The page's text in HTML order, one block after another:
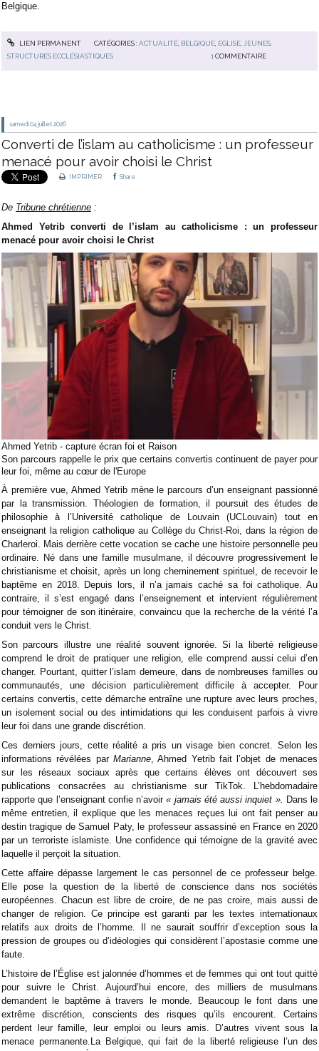
Belgique.
LIEN PERMANENT CATÉGORIES :ACTUALITÉ, BELGIQUE, EGLISE, JEUNES,
STRUCTURES ECCLÉSIASTIQUES
1 COMMENTAIRE
samedi 04 juillet 2026
Converti de l’islam au catholicisme : un professeur
menacé pour avoir choisi le Christ
IMPRIMER Share
De Tribune chrétienne :
Ahmed Yetrib converti de l’islam au catholicisme : un professeur
menacé pour avoir choisi le Christ
Ahmed Yetrib - capture écran foi et Raison
Son parcours rappelle le prix que certains convertis continuent de payer pour
leur foi, même au cœur de l'Europe
À première vue, Ahmed Yetrib mène le parcours d’un enseignant passionné
par la transmission. Théologien de formation, il poursuit des études de
philosophie à l’Université catholique de Louvain (UCLouvain) tout en
enseignant la religion catholique au Collège du Christ-Roi, dans la région de
Charleroi. Mais derrière cette vocation se cache une histoire personnelle peu
ordinaire. Né dans une famille musulmane, il découvre progressivement le
christianisme et choisit, après un long cheminement spirituel, de recevoir le
baptême en 2018. Depuis lors, il n’a jamais caché sa foi catholique. Au
contraire, il s’est engagé dans l’enseignement et intervient régulièrement
pour témoigner de son itinéraire, convaincu que la recherche de la vérité l’a
conduit vers le Christ.
Son parcours illustre une réalité souvent ignorée. Si la liberté religieuse
comprend le droit de pratiquer une religion, elle comprend aussi celui d’en
changer. Pourtant, quitter l’islam demeure, dans de nombreuses familles ou
communautés, une décision particulièrement difficile à accepter. Pour
certains convertis, cette démarche entraîne une rupture avec leurs proches,
un isolement social ou des intimidations qui les conduisent parfois à vivre
leur foi dans une grande discrétion.
Ces derniers jours, cette réalité a pris un visage bien concret. Selon les
informations révélées par Marianne , Ahmed Yetrib fait l’objet de menaces
sur les réseaux sociaux après que certains élèves ont découvert ses
publications consacrées au christianisme sur TikTok. L’hebdomadaire
rapporte que l’enseignant confie n’avoir« jamais été aussi inquiet ».
Dans le
même entretien, il explique que les menaces reçues lui ont fait penser au
destin tragique de Samuel Paty, le professeur assassiné en France en 2020
par un terroriste islamiste. Une confidence qui témoigne de la gravité avec
laquelle il perçoit la situation.
Cette affaire dépasse largement le cas personnel de ce professeur belge.
Elle pose la question de la liberté de conscience dans nos sociétés
européennes. Chacun est libre de croire, de ne pas croire, mais aussi de
changer de religion. Ce principe est garanti par les textes internationaux
relatifs aux droits de l’homme. Il ne saurait souffrir d’exception sous la
pression de groupes ou d’idéologies qui considèrent l’apostasie comme une
faute.
L’histoire de l’Église est jalonnée d’hommes et de femmes qui ont tout quitté
pour suivre le Christ. Aujourd’hui encore, des milliers de musulmans
demandent le baptême à travers le monde. Beaucoup le font dans une
extrême discrétion, conscients des risques qu’ils encourent. Certains
perdent leur famille, leur emploi ou leurs amis. D’autres vivent sous la
menace permanente.La Belgique, qui fait de la liberté religieuse l’un des